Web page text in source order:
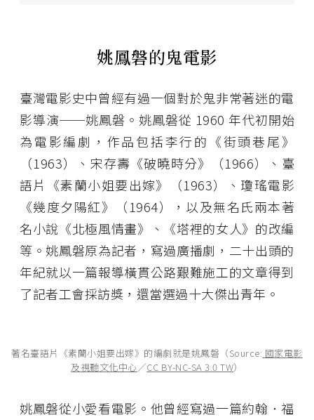
姚鳳磐的鬼電影
臺灣電影史中曾經有過一個對於鬼非常著迷的電
影導演──姚鳳磐。姚鳳磐從 1960 年代初開始
為電影編劇，作品包括李行的《街頭巷尾》
（1963）、宋存壽《破曉時分》（1966）、臺
語片《素蘭小姐要出嫁》（1963）、瓊瑤電影
《幾度夕陽紅》（1964），以及無名氏兩本著
名小說《北極風情畫》、《塔裡的女人》的改編
等。姚鳳磐原為記者，寫過廣播劇，二十出頭的
年紀就以一篇報導橫貫公路艱難施工的文章得到
了記者工會採訪獎，還當選過十大傑出青年。
著名臺語片《素蘭小姐要出嫁》的編劇就是姚鳳磐（Source: 國家電影
及視聽文化中心／CC BY-NC-SA 3.0 TW）
姚鳳磐從小愛看電影。他曾經寫過一篇約翰．福